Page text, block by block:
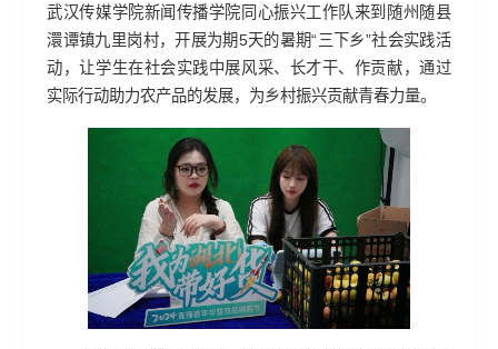
武汉传媒学院新闻传播学院同心振兴工作队来到随州随县
澴谭镇九里岗村，开展为期5天的暑期“三下乡”社会实践活
动，让学生在社会实践中展风采、长才干、作贡献，通过
实际行动助力农产品的发展，为乡村振兴贡献青春力量。